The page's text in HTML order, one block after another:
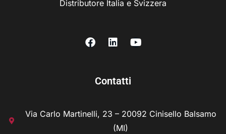
Distributore Italia e Svizzera
Contatti
Via Carlo Martinelli, 23 – 20092 Cinisello Balsamo
(MI)